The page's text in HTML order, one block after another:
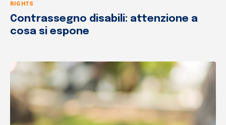
RIGHTS
Contrassegno disabili: attenzione a
cosa si espone